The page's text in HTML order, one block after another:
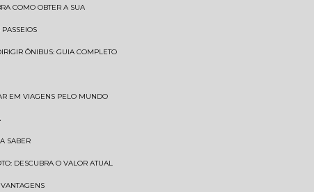
COMO OBTER A SUA
ÔNIBUS: GUIA COMPLETO
EM VIAGENS PELO MUNDO
SABER
DESCUBRA O VALOR ATUAL